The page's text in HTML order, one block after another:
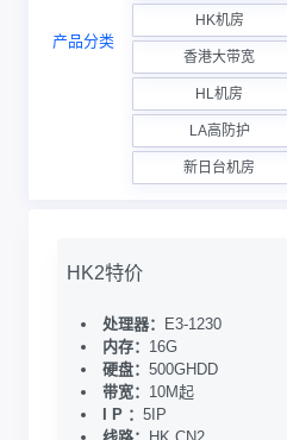
产品分类
HK机房
香港大带宽
HL机房
LA高防护
新日台机房
HK2特价
处理器：
E3-1230
内存： 16G
硬盘： 500GHDD
带宽： 10M起
I P ： 5IP